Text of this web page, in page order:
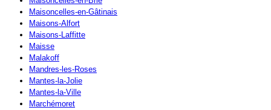
Maisoncelles-en-Gâtinais
Maisons-Alfort
Maisons-Laffitte
Maisse
Malakoff
Mandres-les-Roses
Mantes-la-Jolie
Mantes-la-Ville
Marchémoret